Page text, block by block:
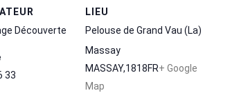
Découverte
33
LIEU
Pelouse de Grand Vau (La)
Massay
MASSAY,1818FR+ Google
Map